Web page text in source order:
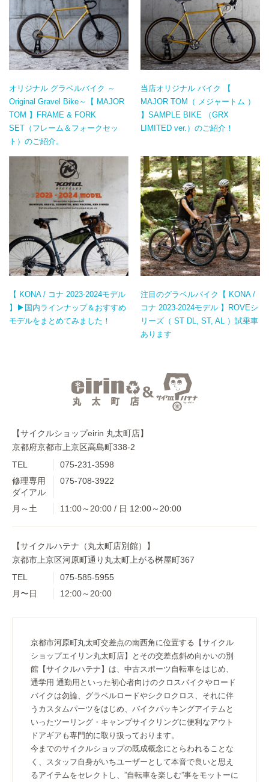
オリジナル グラベルバイク ～
Original Gravel Bike～【 MAJOR
TOM 】FRAME & FORK
SET（フレーム＆フォークセッ
ト）のご紹介。
当店オリジナル バイク 【
MAJOR TOM（ メジャートム ）
】SAMPLE BIKE （GRX
LIMITED ver.）のご紹介！
【 KONA / コナ 2023-2024モデル
】▶国内ラインナップ＆おすすめ
モデルをまとめてみました！
注目のグラベルバイク【 KONA /
コナ 2023-2024モデル 】ROVEシ
リーズ（ ST DL, ST, AL ）試乗車
あります
【サイクルショップeirin 丸太町店】
京都府京都市上京区高島町338-2
TEL
075-231-3598
修理専用
ダイアル
075-708-3922
月～土 11:00～20:00 / 日 12:00～20:00
【サイクルハテナ（丸太町店別館）】
京都市上京区河原町通り丸太町上がる桝屋町367
TEL
075-585-5955
月〜日
12:00～20:00
京都市河原町丸太町交差点の南西角に位置する【サイクル
ショップエイリン丸太町店】とその交差点斜め向かいの別
館【サイクルハテナ】は、中古スポーツ自転車をはじめ、
通学用 通勤用といった初心者向けのクロスバイクやロード
バイクは勿論、グラベルロードやシクロクロス、それに伴
うカスタムパーツをはじめ、バイクパッキングアイテムと
いったツーリング・キャンプサイクリングに便利なアウト
ドアギアも専門的に取り扱っております。
今までのサイクルショップの既成概念にとらわれることな
く、スタッフ自身がいちユーザーとして本音で良いと思え
るアイテムをセレクトし、”自転車を楽しむ”事をモットーに